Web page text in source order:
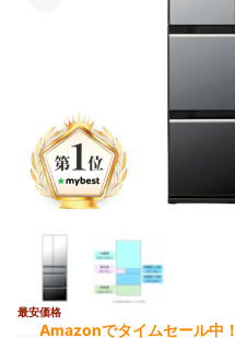
最安価格
Amazonでタイムセール中！